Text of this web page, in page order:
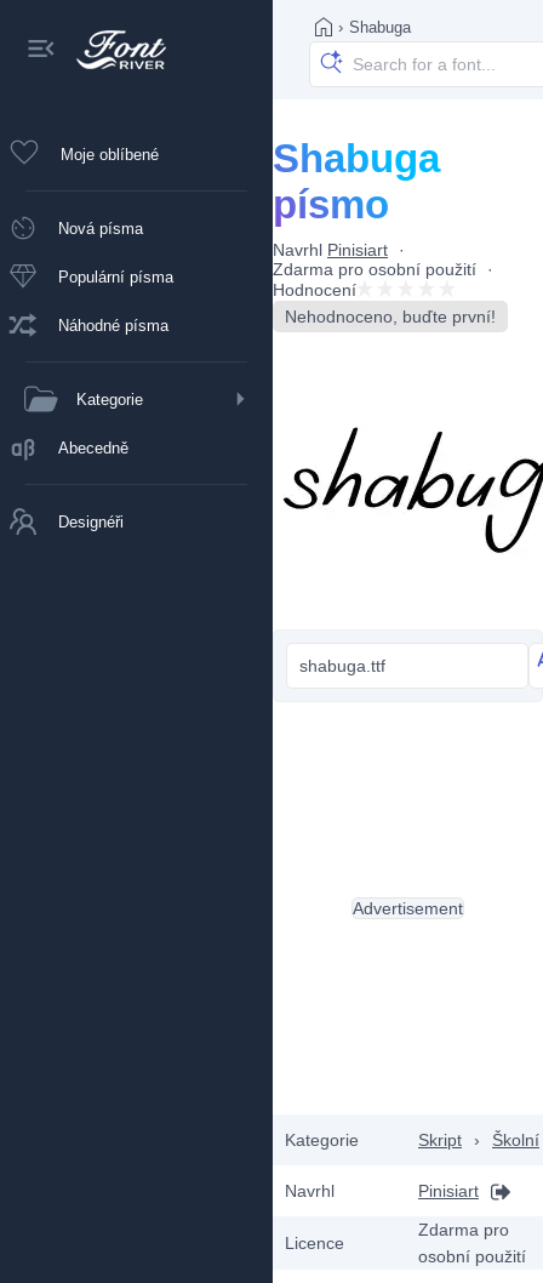
Moje oblíbené
Nová písma
Populární písma
Náhodné písma
Kategorie
Abecedně
Designéři
› Shabuga
Shabuga
písmo
Navrhl Pinisiart
Zdarma pro osobní použití
Hodnocení
Nehodnoceno, buďte první!
shabuga.ttf
Kategorie Skript › Školní
Navrhl Pinisiart
Licence
Zdarma pro
osobní použití
Advertisement